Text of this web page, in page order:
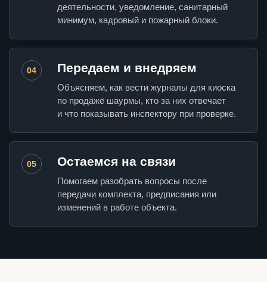
деятельности, уведомление, санитарный
минимум, кадровый и пожарный блоки.
04 Передаем и внедряем
Объясняем, как вести журналы для киоска
по продаже шаурмы, кто за них отвечает
и что показывать инспектору при проверке.
05 Остаемся на связи
Помогаем разобрать вопросы после
передачи комплекта, предписания или
изменений в работе объекта.